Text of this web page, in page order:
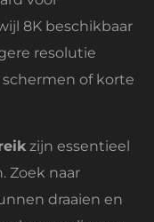
8K beschikbaar
resolutie
of korte
zijn essentieel
Zoek naar
draaien en